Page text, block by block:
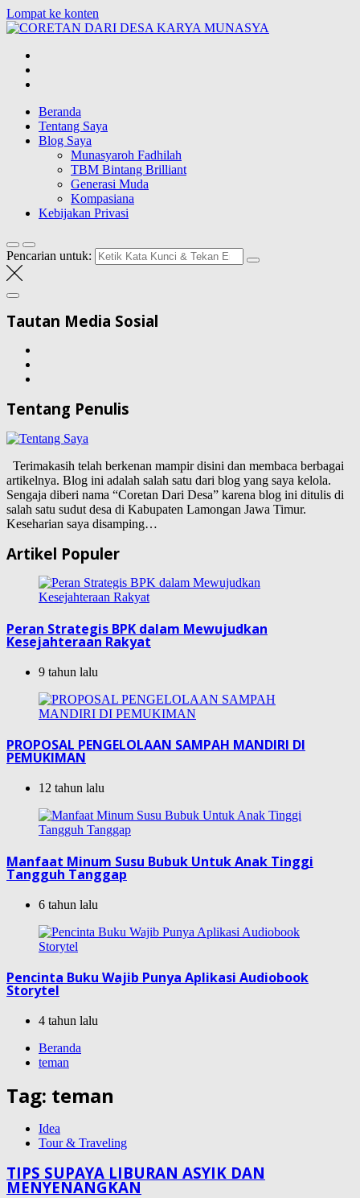
Lompat ke konten
Blog Wong Ndeso yang ingin berbagi berbagai hal di sekitarnya
Beranda
Tentang Saya
Blog Saya
Munasyaroh Fadhilah
TBM Bintang Brilliant
Generasi Muda
Kompasiana
Kebijakan Privasi
Pencarian untuk:
Tautan Media Sosial
Tentang Penulis
Terimakasih telah berkenan mampir disini dan membaca berbagai
artikelnya. Blog ini adalah salah satu dari blog yang saya kelola.
Sengaja diberi nama “Coretan Dari Desa” karena blog ini ditulis di
salah satu sudut desa di Kabupaten Lamongan Jawa Timur.
Keseharian saya disamping…
Artikel Populer
Peran Strategis BPK dalam Mewujudkan
Kesejahteraan Rakyat
9 tahun lalu
PROPOSAL PENGELOLAAN SAMPAH MANDIRI DI
PEMUKIMAN
12 tahun lalu
Manfaat Minum Susu Bubuk Untuk Anak Tinggi
Tangguh Tanggap
6 tahun lalu
Pencinta Buku Wajib Punya Aplikasi Audiobook
Storytel
4 tahun lalu
Beranda
teman
Tag: teman
Idea
Tour & Traveling
TIPS SUPAYA LIBURAN ASYIK DAN
MENYENANGKAN